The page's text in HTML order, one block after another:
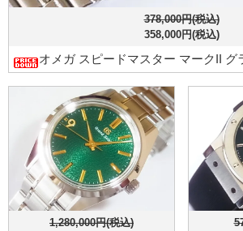
378,000円(税込)
358,000円(税込)
オメガ スピードマスター マークII グ
1,280,000円(税込)